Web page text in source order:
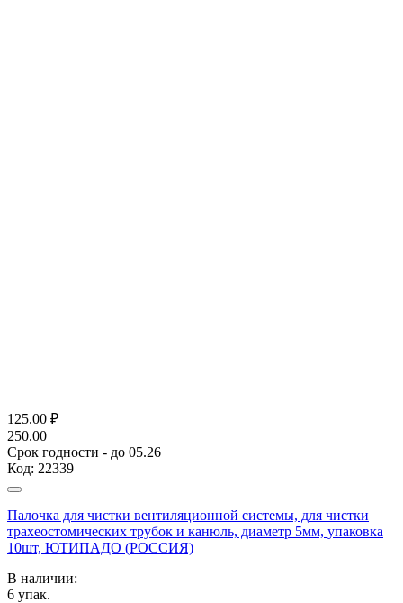
125.00 ₽
250.00
Срок годности - до 05.26
Код: 22339
Палочка для чистки вентиляционной системы, для чистки
трахеостомических трубок и канюль, диаметр 5мм, упаковка
10шт, ЮТИПАДО (РОССИЯ)
В наличии:
6 упак.